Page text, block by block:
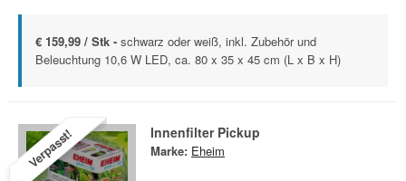
€ 159,99 / Stk - schwarz oder weiß, inkl. Zubehör und
Beleuchtung 10,6 W LED, ca. 80 x 35 x 45 cm (L x B x H)
Verpasst! Innenfilter Pickup
Marke: Eheim